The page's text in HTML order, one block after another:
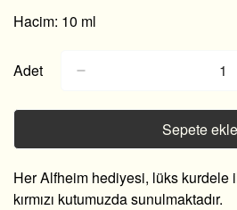
Hacim: 10 ml
Adet
Sepete ekle
Her Alfheim hediyesi, lüks kurdele
kırmızı kutumuzda sunulmaktadır.